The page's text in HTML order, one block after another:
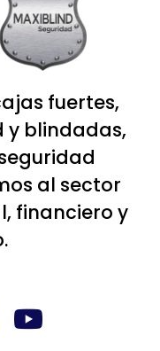
fuertes,
y blindadas,
al sector
financiero y